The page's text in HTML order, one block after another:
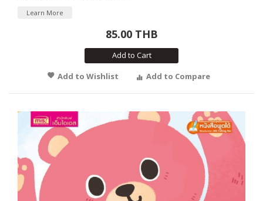
Learn More
85.00 THB
Add to Cart
Add to Wishlist
Add to Compare